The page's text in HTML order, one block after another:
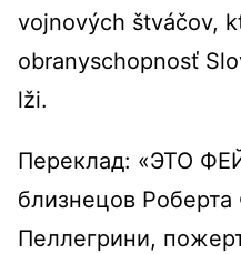
vojnových štváčov,
obranyschopnosť
lži.
Переклад: «ЭТО
близнецов
Пеллегрини,